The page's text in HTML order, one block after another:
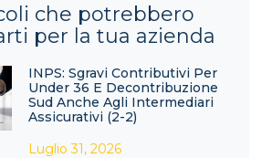
che potrebbero
per la tua azienda
INPS: Sgravi Contributivi Per
Under 36 E Decontribuzione
Sud Anche Agli Intermediari
Assicurativi (2-2)
Luglio 31, 2026